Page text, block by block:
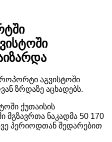
აგვისტოში
ზრდაზე აცხადებს.
ქუთაისის
ნაკადმა 50 170
პერიოდთან შედარებით